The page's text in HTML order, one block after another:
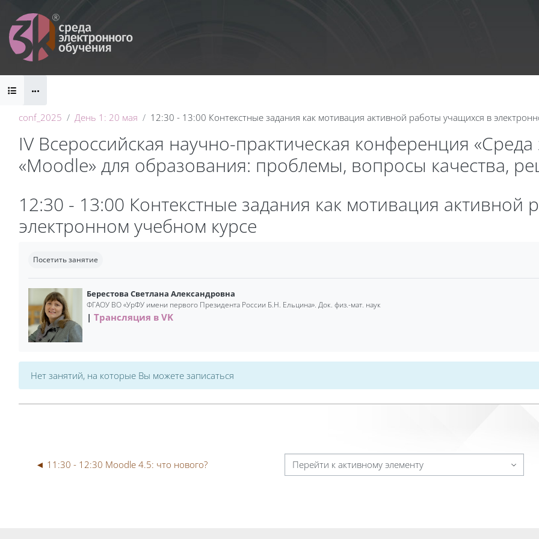
Блоки
conf_2025 День 1: 20 мая 12:30 - 13:00 Контекстные задания как мотивация активной работы учащихся в
IV Всероссийская научно-практическая конференция
«Moodle» для образования: проблемы, вопросы качества,
Блоки
12:30 - 13:00 Контекстные задания как мотивация активной
электронном учебном курсе
Посетить занятие
Берестова Светлана Александровна
ФГАОУ ВО «УрФУ имени первого Президента России Б.Н. Ельцина». Док. физ.-мат. наук
Трансляция в VK
Нет занятий, на которые Вы можете записаться
◄ 11:30 - 12:30 Moodle 4.5: что нового? Перейти к активному элементу